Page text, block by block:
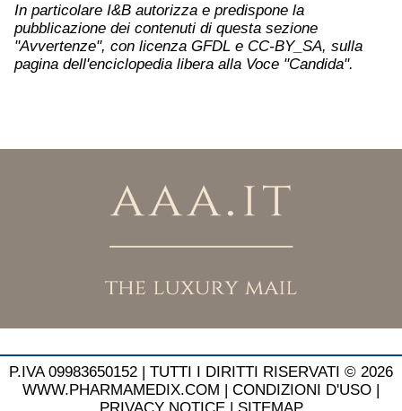
In particolare I&B autorizza e predispone la
pubblicazione dei contenuti di questa sezione
"Avvertenze", con licenza GFDL e CC-BY_SA, sulla
pagina dell'enciclopedia libera alla Voce "Candida".
P.IVA 09983650152 | TUTTI I DIRITTI RISERVATI © 2026
WWW.PHARMAMEDIX.COM | CONDIZIONI D'USO |